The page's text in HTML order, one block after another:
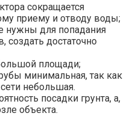
сокращается
приему и отводу воды;
нужны для попадания
создать достаточно
площади;
минимальная, так как
небольшая.
посадки грунта, а,
объекта.